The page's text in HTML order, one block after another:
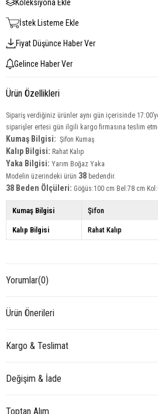
Koleksiyona Ekle
İstek Listeme Ekle
Fiyat Düşünce Haber Ver
Gelince Haber Ver
Ürün Özellikleri
Sipariş verdiğiniz ürünler aynı gün içerisinde
siparişler ertesi gün ilgili kargo firmasına teslim
Kumaş Bilgisi: Şifon Kumaş
Kalıp Bilgisi: Rahat Kalıp
Yaka Bilgisi: Yarım Boğaz Yaka
Modelin üzerindeki ürün 38 bedendir.
38 Beden Ölçüleri: Göğüs:100 cm Bel:78 cm
Kumaş Bilgisi Şifon
Kalıp Bilgisi Rahat Kalıp
Yorumlar(0)
Ürün Önerileri
Kargo & Teslimat
Değişim & İade
Toptan Alım